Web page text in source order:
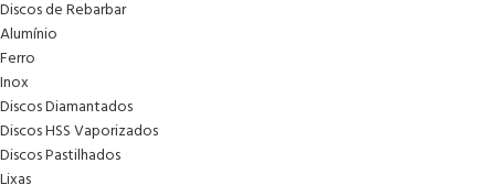
Discos de Rebarbar
Alumínio
Ferro
Inox
Discos Diamantados
Discos HSS Vaporizados
Discos Pastilhados
Lixas